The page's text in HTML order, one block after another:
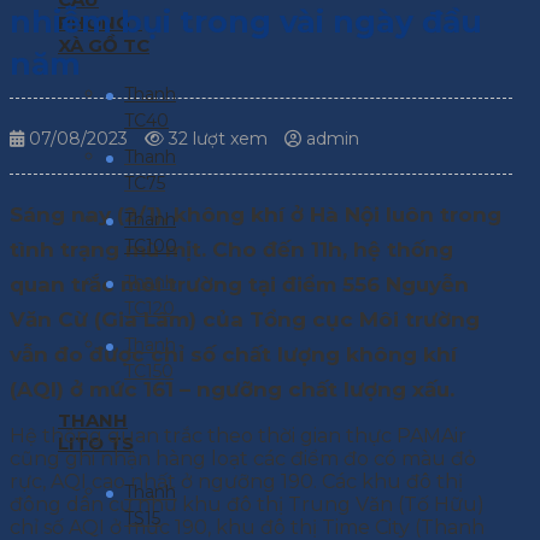
PHONG -
XÀ GỒ TC
Thanh
TC40
Thanh
TC75
Thanh
TC100
Thanh
TC120
Thanh
TC150
THANH
LITO TS
Thanh
TS15
nhiễm bụi trong vài ngày đầu
năm
07/08/2023 32 lượt xem admin
Sáng nay (2/1), không khí ở Hà Nội luôn trong
tình trạng mù mịt. Cho đến 11h, hệ thống
quan trắc môi trường tại điểm 556 Nguyễn
Văn Cừ (Gia Lâm) của Tổng cục Môi trường
vẫn đo được chỉ số chất lượng không khí
(AQI) ở mức 161 – ngưỡng chất lượng xấu.
Hệ thống quan trắc theo thời gian thực PAMAir
cũng ghi nhận hàng loạt các điểm đo có màu đỏ
rực, AQI cao nhất ở ngưỡng 190. Các khu đô thị
đông dân cư như khu đô thị Trung Văn (Tố Hữu)
chỉ số AQI ở mức 190, khu đô thị Time City (Thanh